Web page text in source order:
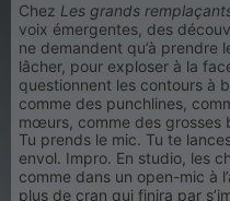
Chez Les grands
voix émergentes, des
ne demandent qu’à prendre
lâcher, pour exploser à la
questionnent les contours à
comme des punchlines,
mœurs, comme des grosses
Tu prends le mic. Tu te
envol. Impro. En studio, les
comme dans un open-mic à
plus de cran qui finira par